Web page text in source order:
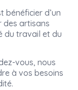
bénéficier d’un
des artisans
du travail et du
vous, nous
à vos besoins